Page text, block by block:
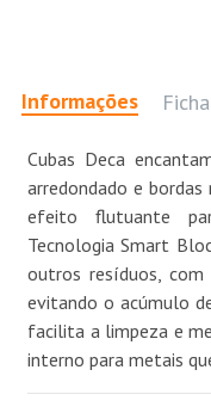
Informações
Cubas Deca
arredondado e
efeito flutuante
Tecnologia Smart
outros resíduos,
evitando o acúmulo
facilita a limpeza e
interno para metais